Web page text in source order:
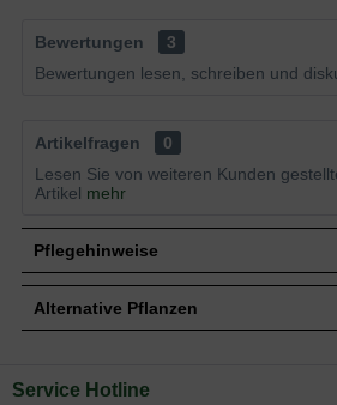
Bewertungen
3
Bewertungen lesen, schreiben und
Artikelfragen
0
Lesen Sie von weiteren Kunden
Artikel mehr
Pflegehinweise
Pflanz- und Pflegetipps
Alternative Pflanzen
Sie suchen eine Alternative?
Service Hotline